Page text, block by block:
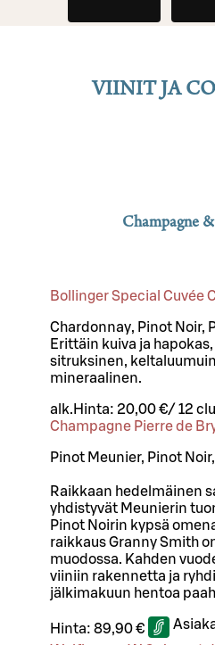
VIINIT JA
Champagne
Bollinger Special Cuvée
Chardonnay, Pinot Noir,
Erittäin kuiva ja
sitruksinen,
mineraalinen.
alk. Hinta: 20,00 €/ 12 cl
Champagne Pierre de
Pinot Meunier, Pinot
Raikkaan hedelmäinen
yhdistyvät Meunierin
Pinot Noirin kypsä
raikkaus Granny Smith
muodossa. Kahden
viiniin rakennetta ja
jälkimakuun hentoa
Hinta: 89,90 €